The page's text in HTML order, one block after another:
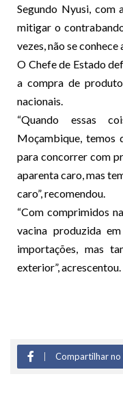
Segundo Nyusi, com
mitigar o
vezes, não se conhece
O Chefe de Estado
a compra de
nacionais.
“Quando essas
Moçambique, temos
para concorrer com
aparenta caro, mas
caro”, recomendou.
“Com comprimidos
vacina produzida
importações, mas
exterior”, acrescentou.
Compartilhar no